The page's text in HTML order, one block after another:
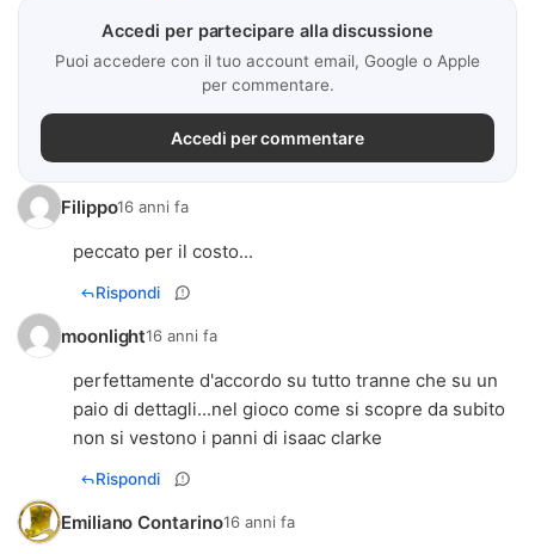
Accedi per partecipare alla discussione
Puoi accedere con il tuo account email, Google o Apple
per commentare.
Accedi per commentare
Filippo16 anni fa
peccato per il costo...
Rispondi
moonlight16 anni fa
perfettamente d'accordo su tutto tranne che su un
paio di dettagli...nel gioco come si scopre da subito
non si vestono i panni di isaac clarke
Rispondi
Emiliano Contarino16 anni fa